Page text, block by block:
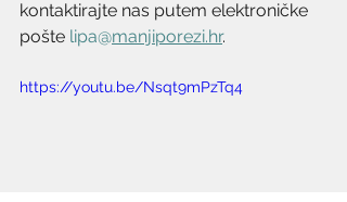
kontaktirajte nas putem elektroničke
pošte lipa@manjiporezi.hr.
https://youtu.be/Nsqt9mPzTq4